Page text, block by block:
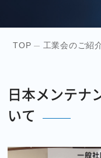
TOP 工業会のご紹
日本メンテナ
いて